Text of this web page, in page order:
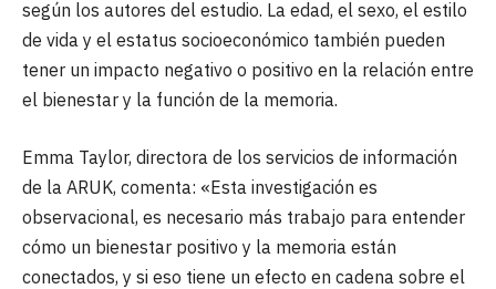
según los autores del estudio. La edad, el sexo, el estilo
de vida y el estatus socioeconómico también pueden
tener un impacto negativo o positivo en la relación entre
el bienestar y la función de la memoria.
Emma Taylor, directora de los servicios de información
de la ARUK, comenta: «Esta investigación es
observacional, es necesario más trabajo para entender
cómo un bienestar positivo y la memoria están
conectados, y si eso tiene un efecto en cadena sobre el